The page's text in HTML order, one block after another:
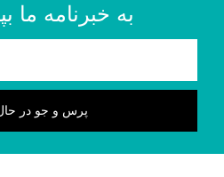
به خبرنامه ما